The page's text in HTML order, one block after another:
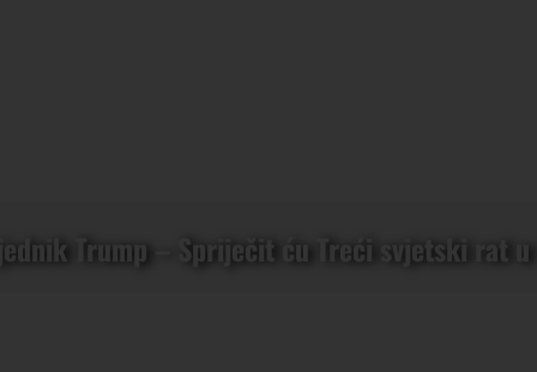
Trump – Spriječit ću Treći svjetski rat u